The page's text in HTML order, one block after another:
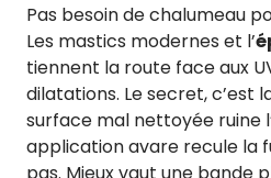
Pas besoin de chalumeau
Les mastics modernes et l’
tiennent la route face aux
dilatations. Le secret, c’est
surface mal nettoyée ruine
application avare recule la
pas. Mieux vaut une bande